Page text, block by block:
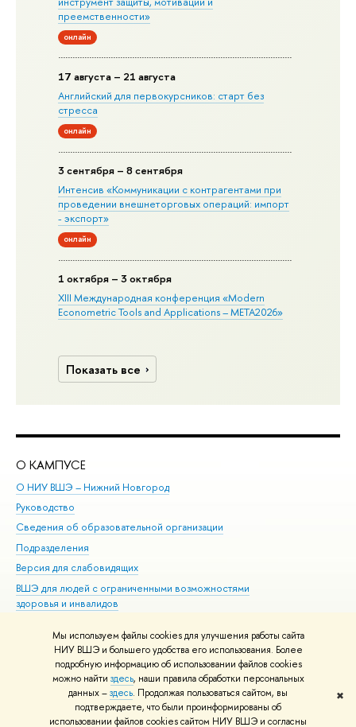
Мы используем файлы cookies для улучшения работы сайта
НИУ ВШЭ и большего удобства его использования. Более
подробную информацию об использовании файлов cookies
можно найти здесь, наши правила обработки персональных
данных –здесь. Продолжая пользоваться сайтом, вы
подтверждаете, что были проинформированы об
использовании файлов cookies сайтом НИУ ВШЭ и согласны
✖
преемственности»
онлайн
17 августа – 21 августа
Английский для первокурсников: старт без
стресса
онлайн
3 сентября – 8 сентября
Интенсив «Коммуникации с контрагентами при
проведении внешнеторговых операций: импорт
- экспорт»
онлайн
1 октября – 3 октября
XIII Международная конференция «Modern
Econometric Tools and Applications – META2026»
Показать все
О КАМПУСЕ
О НИУ ВШЭ – Нижний Новгород
Руководство
Сведения об образовательной организации
Подразделения
Версия для слабовидящих
ВШЭ для людей с ограниченными возможностями
здоровья и инвалидов
© НИУ ВШЭ 1993–2026 Адреса и контакты Условия использования